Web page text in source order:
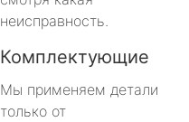
неисправность.
Комплектующие
Мы применяем детали
только от